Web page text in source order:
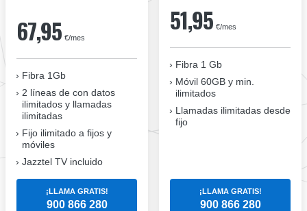
67,95 €/mes
Fibra 1Gb
2 líneas de con datos
ilimitados y llamadas
ilimitadas
Fijo ilimitado a fijos y
móviles
Jazztel TV incluido
¡LLAMA GRATIS!
900 866 280
51,95 €/mes
Fibra 1 Gb
Móvil 60GB y min.
ilimitados
Llamadas ilimitadas desde
fijo
¡LLAMA GRATIS!
900 866 280